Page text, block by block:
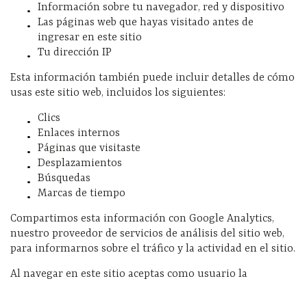
Información sobre tu navegador, red y dispositivo
Las páginas web que hayas visitado antes de
ingresar en este sitio
Tu dirección IP
Esta información también puede incluir detalles de cómo
usas este sitio web, incluidos los siguientes:
Clics
Enlaces internos
Páginas que visitaste
Desplazamientos
Búsquedas
Marcas de tiempo
Compartimos esta información con Google Analytics,
nuestro proveedor de servicios de análisis del sitio web,
para informarnos sobre el tráfico y la actividad en el sitio.
Al navegar en este sitio aceptas como usuario la